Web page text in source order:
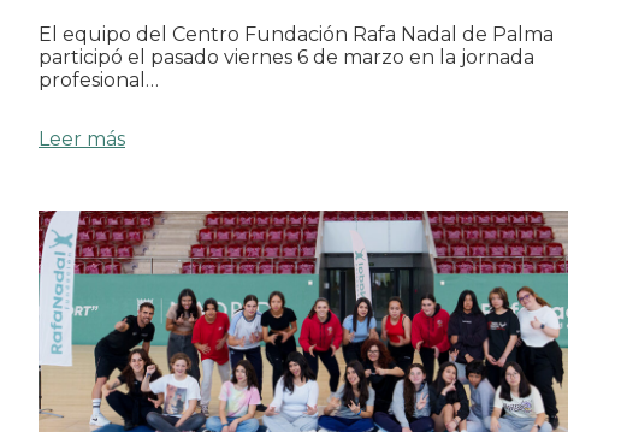
El equipo del Centro Fundación Rafa Nadal de Palma
participó el pasado viernes 6 de marzo en la jornada
profesional…
Leer más